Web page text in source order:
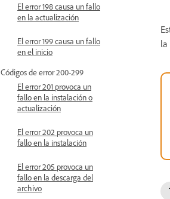
El error 198 causa un fallo
en la actualización
El error 199 causa un fallo
en el inicio
Códigos de error 200-299
El error 201 provoca un
fallo en la instalación o
actualización
El error 202 provoca un
fallo en la instalación
El error 205 provoca un
fallo en la descarga del
archivo
la